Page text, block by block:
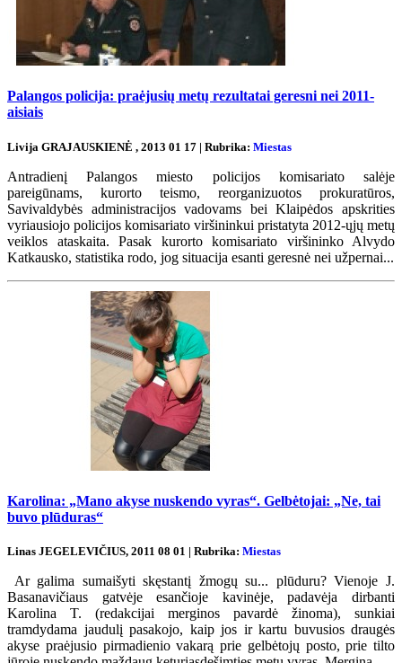
Palangos policija: praėjusių metų rezultatai geresni nei 2011-
aisiais
Livija GRAJAUSKIENĖ , 2013 01 17 | Rubrika: Miestas
Antradienį Palangos miesto policijos komisariato salėje
pareigūnams, kurorto teismo, reorganizuotos prokuratūros,
Savivaldybės administracijos vadovams bei Klaipėdos apskrities
vyriausiojo policijos komisariato viršininkui pristatyta 2012-ųjų metų
veiklos ataskaita. Pasak kurorto komisariato viršininko Alvydo
Katkausko, statistika rodo, jog situacija esanti geresnė nei užpernai...
Karolina: „Mano akyse nuskendo vyras“. Gelbėtojai: „Ne, tai
buvo plūduras“
Linas JEGELEVIČIUS, 2011 08 01 | Rubrika: Miestas
Ar galima sumaišyti skęstantį žmogų su... plūduru? Vienoje J.
Basanavičiaus gatvėje esančioje kavinėje, padavėja dirbanti
Karolina T. (redakcijai merginos pavardė žinoma), sunkiai
tramdydama jaudulį pasakojo, kaip jos ir kartu buvusios draugės
akyse praėjusio pirmadienio vakarą prie gelbėtojų posto, prie tilto